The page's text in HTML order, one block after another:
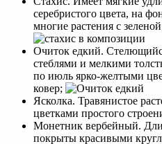
серебристого цвета, на
многие растения с
Очиток едкий.
стеблями и мелкими
по июль ярко-желтыми
ковер;
Ясколка. Травянистое
цветками простого
Монетник вербейный.
покрыты красивыми